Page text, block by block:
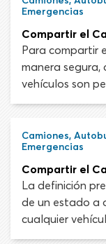
de animales
vehículo y
cuando los
completamente.
Emergencias
Compartir el
Para compartir
manera
vehículos son
amplio,
grandes están
transportar
los vehículos de
Camiones,
Emergencias
Compartir el
La definición
de un estado a
cualquier
pasajeros que